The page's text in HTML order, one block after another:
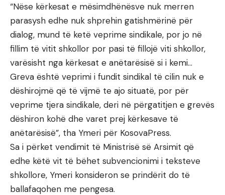
“Nëse kërkesat e mësimdhënësve nuk merren
parasysh edhe nuk shprehin gatishmërinë për
dialog, mund të ketë veprime sindikale, por jo në
fillim të vitit shkollor por pasi të fillojë viti shkollor,
varësisht nga kërkesat e anëtarësisë si i kemi…
Greva është veprimi i fundit sindikal të cilin nuk e
dëshirojmë që të vijmë te ajo situatë, por për
veprime tjera sindikale, deri në përgatitjen e grevës
dëshiron kohë dhe varet prej kërkesave të
anëtarësisë”, tha Ymeri për KosovaPress.
Sa i përket vendimit të Ministrisë së Arsimit që
edhe këtë vit të bëhet subvencionimi i teksteve
shkollore, Ymeri konsideron se prindërit do të
ballafaqohen me pengesa.